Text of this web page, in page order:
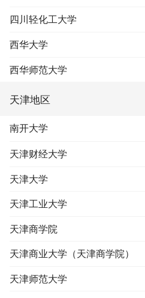
四川轻化工大学
西华大学
西华师范大学
天津地区
南开大学
天津财经大学
天津大学
天津工业大学
天津商学院
天津商业大学（天津商学院）
天津师范大学